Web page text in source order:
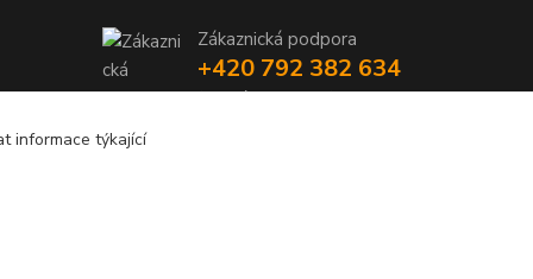
Zákaznická podpora
+420 792 382 634
(Po-Pá, 8-16 hod.)
objednavky@kosmetikaprovlasy.com
informace týkající